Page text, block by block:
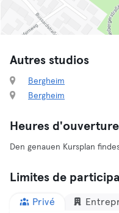
Autres studios
Bergheim
Bergheim
Heures d'ouverture
Den genauen Kursplan
Limites de
Privé